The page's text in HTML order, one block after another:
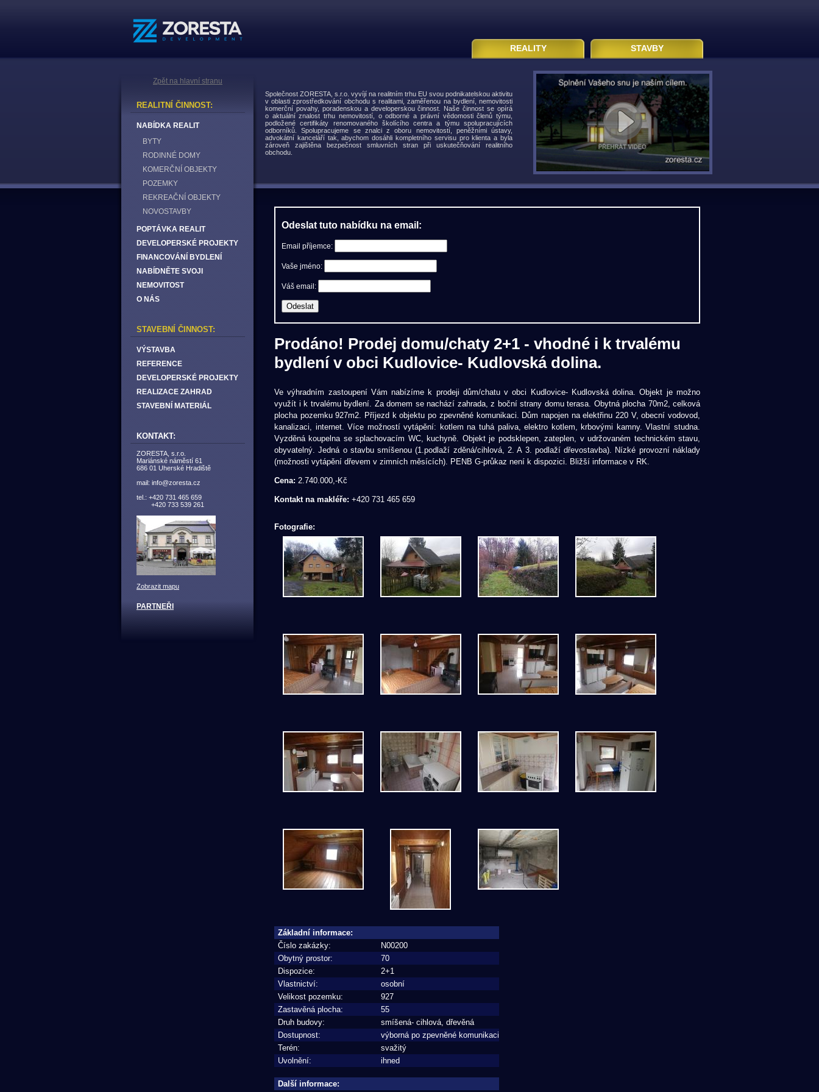
REALITY STAVBY
Zpět na hlavní stranu
REALITNÍ ČINNOST:
NABÍDKA REALIT
BYTY
RODINNÉ DOMY
KOMERČNÍ OBJEKTY
POZEMKY
REKREAČNÍ OBJEKTY
NOVOSTAVBY
POPTÁVKA REALIT
DEVELOPERSKÉ PROJEKTY
FINANCOVÁNÍ BYDLENÍ
NABÍDNĚTE SVOJI
NEMOVITOST
O NÁS
STAVEBNÍ ČINNOST:
VÝSTAVBA
REFERENCE
DEVELOPERSKÉ PROJEKTY
REALIZACE ZAHRAD
STAVEBNÍ MATERIÁL
KONTAKT:
ZORESTA, s.r.o.
Mariánské náměstí 61
686 01 Uherské Hradiště
mail: info@zoresta.cz
tel.: +420 731 465 659
+420 733 539 261
Zobrazit mapu
PARTNEŘI
Společnost ZORESTA, s.r.o. vyvíjí na realitním trhu EU svou podnikatelskou aktivitu
v oblasti zprostředkování obchodu s realitami, zaměřenou na bydlení, nemovitosti
komerční povahy, poradenskou a developerskou činnost. Naše činnost se opírá
o aktuální znalost trhu nemovitostí, o odborné a právní vědomosti členů týmu,
podložené certifikáty renomovaného školícího centra a týmu spolupracujících
odborníků. Spolupracujeme se znalci z oboru nemovitostí, peněžními ústavy,
advokátní kanceláří tak, abychom dosáhli kompletního servisu pro klienta a byla
zároveň zajištěna bezpečnost smluvních stran při uskutečňování realitního
obchodu.
Odeslat tuto nabídku na email:
Email příjemce:
Vaše jméno:
Váš email:
Prodáno! Prodej domu/chaty 2+1 - vhodné i k trvalému
bydlení v obci Kudlovice- Kudlovská dolina.
Ve výhradním zastoupení Vám nabízíme k prodeji dům/chatu v obci Kudlovice- Kudlovská dolina. Objekt je možno
využít i k trvalému bydlení. Za domem se nachází zahrada, z boční strany domu terasa. Obytná plocha 70m2, celková
plocha pozemku 927m2. Příjezd k objektu po zpevněné komunikaci. Dům napojen na elektřinu 220 V, obecní vodovod,
kanalizaci, internet. Více možností vytápění: kotlem na tuhá paliva, elektro kotlem, krbovými kamny. Vlastní studna.
Vyzděná koupelna se splachovacím WC, kuchyně. Objekt je podsklepen, zateplen, v udržovaném technickém stavu,
obyvatelný. Jedná o stavbu smíšenou (1.podlaží zděná/cihlová, 2. A 3. podlaží dřevostavba). Nízké provozní náklady
(možnosti vytápění dřevem v zimních měsících). PENB G-průkaz není k dispozici. Bližší informace v RK.
Cena: 2.740.000,-Kč
Kontakt na makléře: +420 731 465 659
Fotografie:
Základní informace:
Číslo zakázky:
N00200
Obytný prostor:
70
Dispozice:
2+1
Vlastnictví:
osobní
Velikost pozemku:
927
Zastavěná plocha:
55
Druh budovy:
smíšená- cihlová, dřevěná
Dostupnost:
výborná po zpevněné komunikaci
Terén:
svažitý
Uvolnění:
ihned
Další informace: